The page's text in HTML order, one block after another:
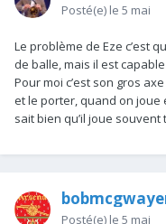
Posté(e) le 5 mai
Le problème de Eze c’est
de balle, mais il est
Pour moi c’est son gros
et le porter, quand on
sait bien qu’il joue souvent
Posté(e) le 5 mai